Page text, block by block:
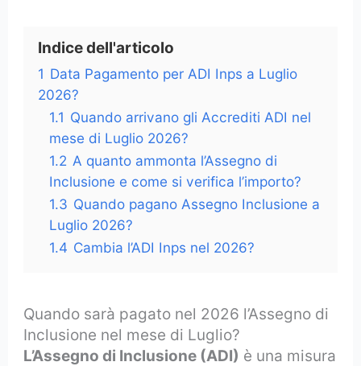
Indice dell'articolo
1 Data Pagamento per ADI Inps a Luglio
2026?
1.1 Quando arrivano gli Accrediti ADI nel
mese di Luglio 2026?
1.2 A quanto ammonta l’Assegno di
Inclusione e come si verifica l’importo?
1.3 Quando pagano Assegno Inclusione a
Luglio 2026?
1.4 Cambia l’ADI Inps nel 2026?
Quando sarà pagato nel 2026 l’Assegno di
Inclusione nel mese di Luglio?
L’Assegno di Inclusione (ADI) è una misura